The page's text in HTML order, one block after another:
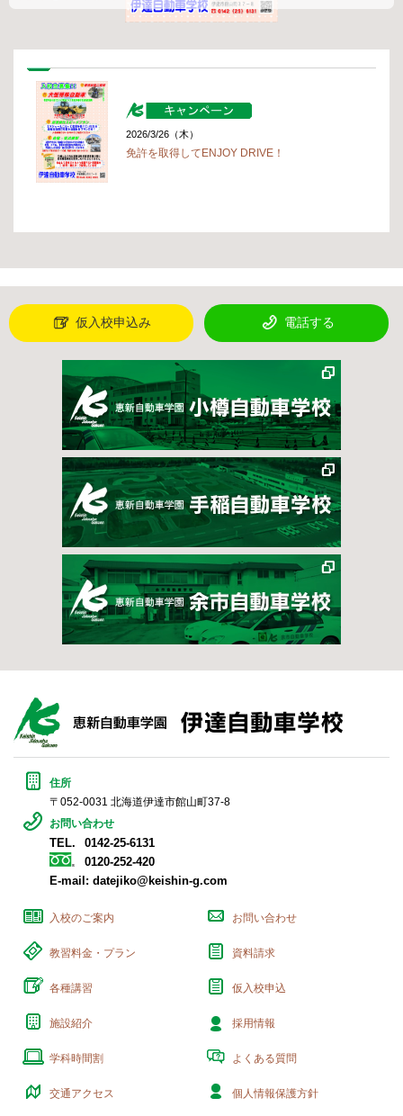
2026/3/26（木）
免許を取得してENJOY DRIVE！
仮入校申込み 電話する
住所
〒052-0031 北海道伊達市館山町37-8
お問い合わせ
TEL.
0142-25-6131
0120-252-420
E-mail: datejiko@keishin-g.com
入校のご案内
教習料金・プラン
各種講習
施設紹介
学科時間割
交通アクセス
お問い合わせ
資料請求
仮入校申込
採用情報
よくある質問
個人情報保護方針